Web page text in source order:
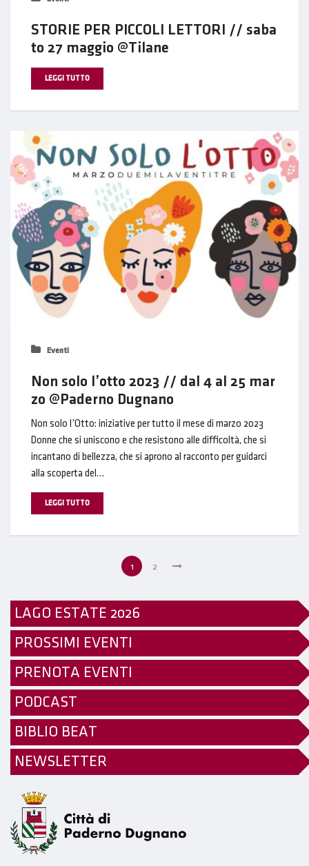
STORIE PER PICCOLI LETTORI // saba
to 27 maggio @Tilane
LEGGI TUTTO
Eventi
Non solo l’otto 2023 // dal 4 al 25 mar
zo @Paderno Dugnano
Non solo l’Otto: iniziative per tutto il mese di marzo 2023
Donne che si uniscono e che resistono alle difficoltà, che si
incantano di bellezza, che si aprono al racconto per guidarci
alla scoperta del…
LEGGI TUTTO
1 2
LAGO ESTATE 2026
PROSSIMI EVENTI
PRENOTA EVENTI
PODCAST
BIBLIO BEAT
NEWSLETTER